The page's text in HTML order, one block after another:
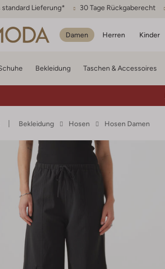
standard Lieferung* 30 Tage Rückgaberecht
Damen Herren Kinder
Bekleidung Taschen & Accessoires
Bekleidung Hosen Hosen Damen